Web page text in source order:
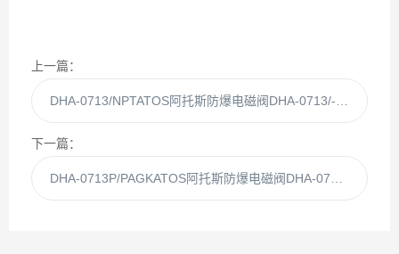
上一篇：
下一篇：